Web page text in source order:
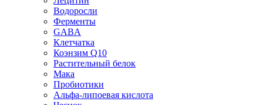
Водоросли
Ферменты
GABA
Клетчатка
Коэнзим Q10
Растительный белок
Мака
Пробиотики
Альфа-липоевая кислота